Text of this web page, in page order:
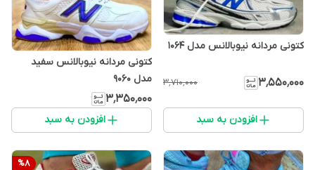
کتونی مردانه نیوبالانس مدل 1064
۳٬۵۵۰٬۰۰۰ ۳٬۷۱۰٬۰۰۰
افزودن به سبد
کتونی مردانه نیوبالانس سفید
مدل 9060
۳٬۳۵۰٬۰۰۰
افزودن به سبد
%8